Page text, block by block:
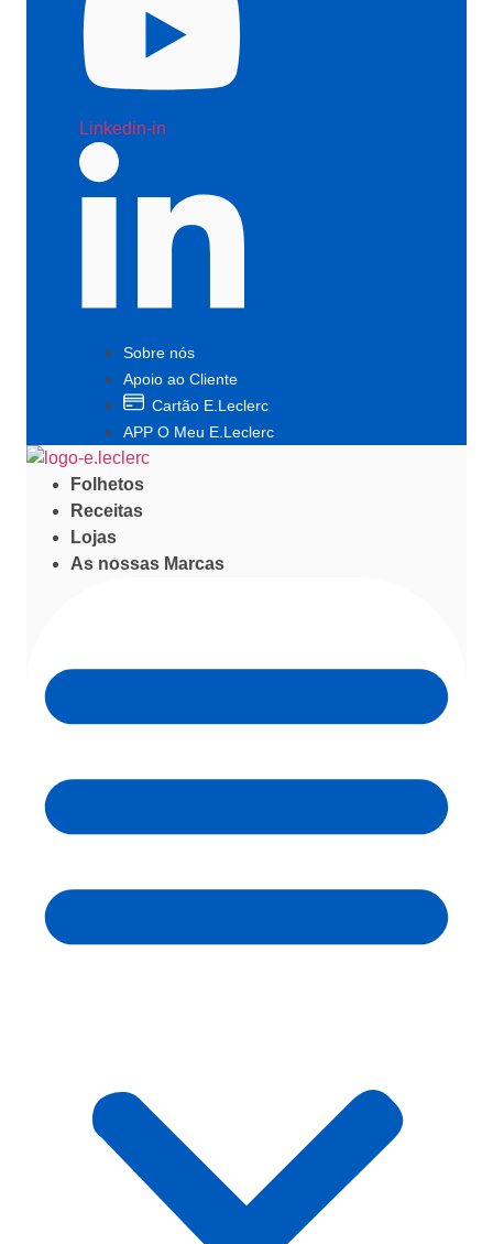
Linkedin-in
Sobre nós
Apoio ao Cliente
Cartão E.Leclerc
APP O Meu E.Leclerc
Folhetos
Receitas
Lojas
As nossas Marcas